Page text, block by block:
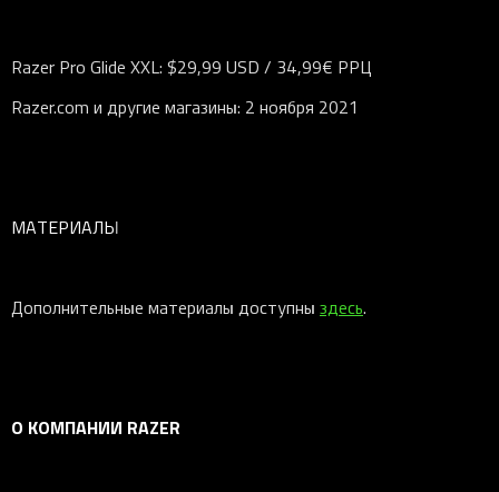
Razer Pro Glide XXL: $29,99 USD / 34,99€ РРЦ
Razer.com и другие магазины: 2 ноября 2021
МАТЕРИАЛЫ
Дополнительные материалы доступны здесь.
О КОМПАНИИ RAZER